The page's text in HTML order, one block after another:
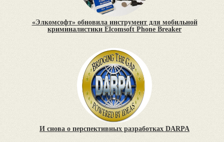
«Элкомсофт» обновила инструмент для мобильной
криминалистики Elcomsoft Phone Breaker
И снова о перспективных разработках DARPA